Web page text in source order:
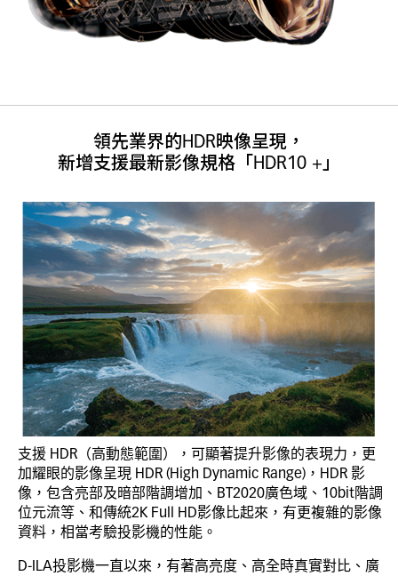
領先業界的HDR映像呈現，
新增支援最新影像規格「HDR10 +」
支援 HDR（高動態範圍），可顯著提升影像的表現力，更
加耀眼的影像呈現 HDR (High Dynamic Range)，HDR 影
像，包含亮部及暗部階調增加、BT2020廣色域、10bit階調
位元流等、和傳統2K Full HD影像比起來，有更複雜的影像
資料，相當考驗投影機的性能。
D-ILA投影機一直以來，有著高亮度、高全時真實對比、廣